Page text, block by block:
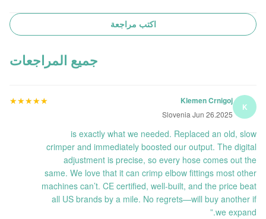
اكتب مراجعة
جميع المراجعات
K
Klemen Crnigoj
Slovenia Jun 26.2025
★★★★★
★★★★★
is exactly what we needed. Replaced an old, slow
crimper and immediately boosted our output. The digital
adjustment is precise, so every hose comes out the
same. We love that it can crimp elbow fittings most other
machines can’t. CE certified, well-built, and the price beat
all US brands by a mile. No regrets—will buy another if
we expand.”